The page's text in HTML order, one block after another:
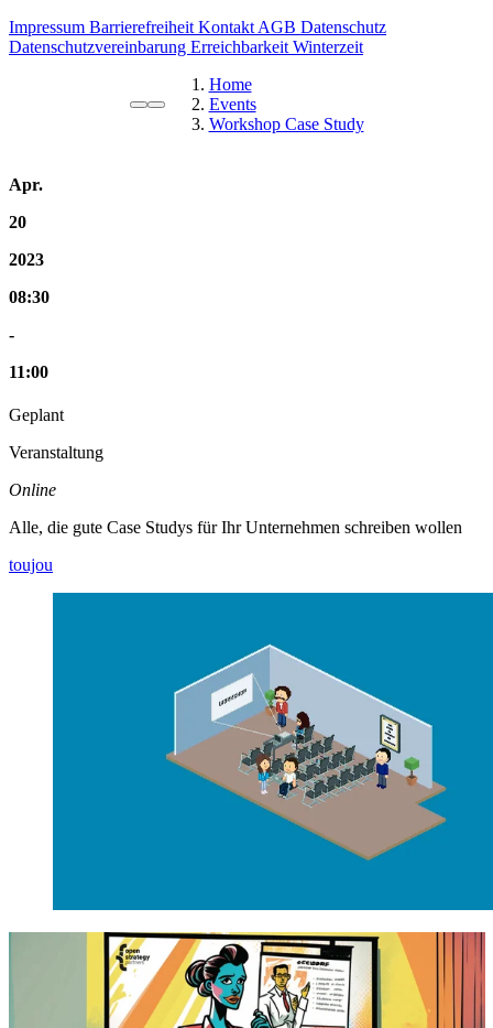
Impressum Barrierefreiheit Kontakt AGB Datenschutz
Datenschutzvereinbarung Erreichbarkeit Winterzeit
Home
Events
Workshop Case Study
Apr.
20
2023
08:30
-
11:00
Geplant
Veranstaltung
Online
Alle, die gute Case Studys für Ihr Unternehmen schreiben wollen
toujou